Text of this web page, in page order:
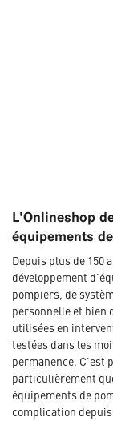
L'Onlineshop
équipements
Depuis plus de 150
développement
pompiers, de
personnelle et bien
utilisées en
testées dans les
permanence. C'est
particulièrement
équipements de
complication depuis